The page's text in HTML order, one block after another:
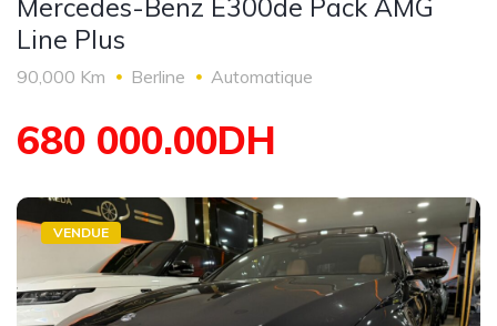
Mercedes-Benz E300de Pack AMG
Line Plus
90,000 Km Berline Automatique
680 000.00DH
VENDUE